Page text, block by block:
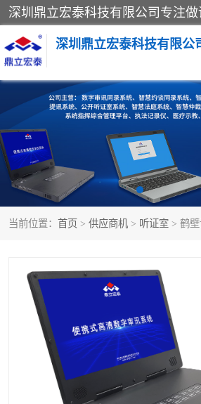
深圳鼎立宏泰科技有限公
当前位置： 首页 > 供应商机 > 听证室 > 鹤
同步录音录像设备 便携
数字法庭 听证室
远程提讯 语音